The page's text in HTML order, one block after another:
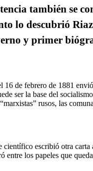
también se
lo descubrió
y primer
de febrero de 1881
ser la base del
rusos, las
científico escribió otra
los papeles que